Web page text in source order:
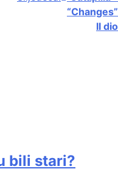
“Changes”
II dio
bili stari?